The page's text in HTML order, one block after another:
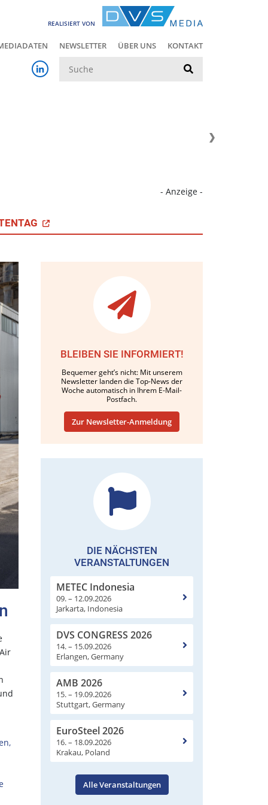
REALISIERT VON
NEWSLETTER ÜBER UNS KONTAKT
- Anzeige -
BLEIBEN SIE INFORMIERT!
Bequemer geht’s nicht: Mit unserem
Newsletter landen die Top-News der
Woche automatisch in Ihrem E-Mail-
Postfach.
Zur Newsletter-Anmeldung
DIE NÄCHSTEN
VERANSTALTUNGEN
METEC Indonesia
09. – 12.09.2026
Jarkarta, Indonesia
DVS CONGRESS 2026
14. – 15.09.2026
Erlangen, Germany
AMB 2026
15. – 19.09.2026
Stuttgart, Germany
EuroSteel 2026
16. – 18.09.2026
Krakau, Poland
Alle Veranstaltungen